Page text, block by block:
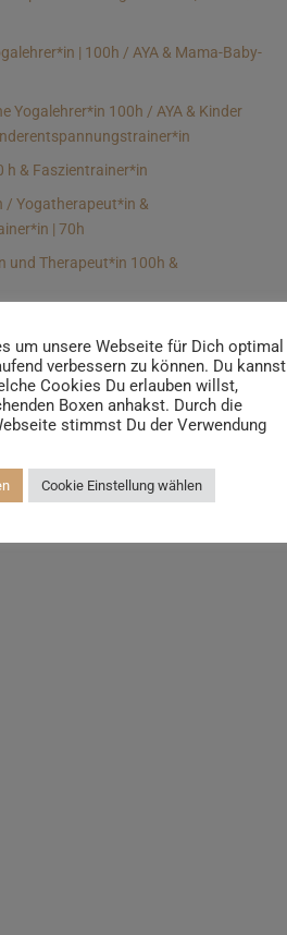
| 100h / AYA & Mama-Baby-
Yogalehrer*in 100h / AYA & Kinder
h & Faszientrainer*in
/ Yogatherapeut*in &
| 70h
und Therapeut*in 100h &
& Achtsamkeitstrainer*in
| 40h
Ausbildung | 10 h
um unsere Webseite für Dich optimal
verbessern zu können. Du kannst
Cookies Du erlauben willst,
Boxen anhakst. Durch die
stimmst Du der Verwendung
Cookie Einstellung wählen